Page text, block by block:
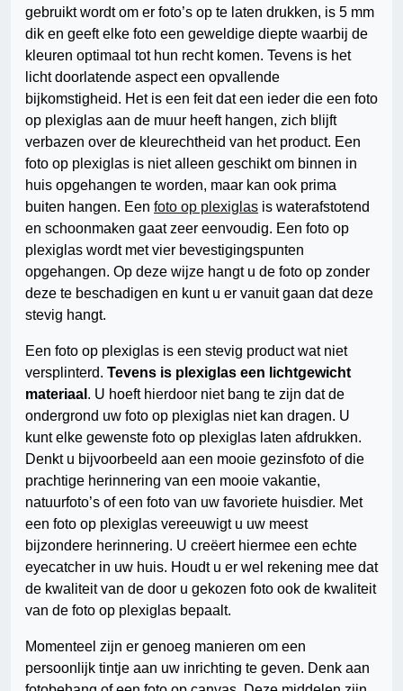
gebruikt wordt om er foto’s op te laten drukken, is 5 mm
dik en geeft elke foto een geweldige diepte waarbij de
kleuren optimaal tot hun recht komen. Tevens is het
licht doorlatende aspect een opvallende
bijkomstigheid. Het is een feit dat een ieder die een foto
op plexiglas aan de muur heeft hangen, zich blijft
verbazen over de kleurechtheid van het product. Een
foto op plexiglas is niet alleen geschikt om binnen in
huis opgehangen te worden, maar kan ook prima
buiten hangen. Een foto op plexiglas is waterafstotend
en schoonmaken gaat zeer eenvoudig. Een foto op
plexiglas wordt met vier bevestigingspunten
opgehangen. Op deze wijze hangt u de foto op zonder
deze te beschadigen en kunt u er vanuit gaan dat deze
stevig hangt.
Een foto op plexiglas is een stevig product wat niet
versplinterd. Tevens is plexiglas een lichtgewicht
materiaal . U hoeft hierdoor niet bang te zijn dat de
ondergrond uw foto op plexiglas niet kan dragen. U
kunt elke gewenste foto op plexiglas laten afdrukken.
Denkt u bijvoorbeeld aan een mooie gezinsfoto of die
prachtige herinnering van een mooie vakantie,
natuurfoto’s of een foto van uw favoriete huisdier. Met
een foto op plexiglas vereeuwigt u uw meest
bijzondere herinnering. U creëert hiermee een echte
eyecatcher in uw huis. Houdt u er wel rekening mee dat
de kwaliteit van de door u gekozen foto ook de kwaliteit
van de foto op plexiglas bepaalt.
Momenteel zijn er genoeg manieren om een
persoonlijk tintje aan uw inrichting te geven. Denk aan